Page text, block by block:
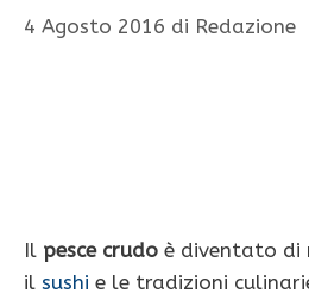
4 Agosto 2016 di Redazione
Il pesce crudo è diventato di
il sushi e le tradizioni